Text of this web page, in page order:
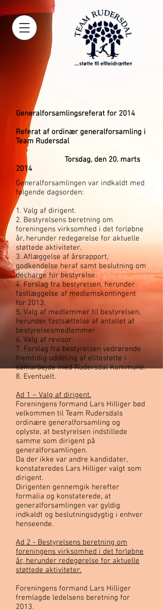
Generalforsamlingsreferat for 2014
Referat af ordinær generalforsamling i
Team Rudersdal
Torsdag, den 20. marts
2014
Generalforsamlingen var indkaldt med
følgende dagsorden:
1. Valg af dirigent.
2. Bestyrelsens beretning om
foreningens virksomhed i det forløbne
år, herunder redegørelse for aktuelle
støttede aktiviteter.
3. Aflæggelse af årsrapport,
godkendelse heraf samt beslutning om
decharge for bestyrelse.
4. Forslag fra bestyrelsen, herunder
fastlæggelse af medlemskontingent
for 2013.
5. Valg af medlemmer til bestyrelsen,
herunder fastsættelse af antallet af
bestyrelsesmedlemmer.
6. Valg af revisor.
7. Forslag fra bestyrelsen vedrørende
fremtidig uddeling af elitestøtte i
samarbejde med Rudersdal Kommune.
8. Eventuelt.
Ad 1 – Valg af dirigent.
Foreningens formand Lars Hilliger bød
velkommen til Team Rudersdals
ordinære generalforsamling og
oplyste, at bestyrelsen indstillede
samme som dirigent på
generalforsamlingen.
Da der ikke var andre kandidater,
konstateredes Lars Hilliger valgt som
dirigent.
Dirigenten gennemgik herefter
formalia og konstaterede, at
generalforsamlingen var gyldig
indkaldt og beslutningsdygtig i enhver
henseende.
Ad 2 - Bestyrelsens beretning om
foreningens virksomhed i det forløbne
år, herunder redegørelse for aktuelle
støttede aktiviteter.
Foreningens formand Lars Hilliger
fremlagde ledelsens beretning for
2013.